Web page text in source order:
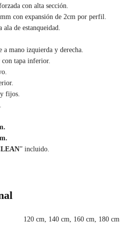
con alta sección.
con expansión de 2cm por perfil.
de estanqueidad.
mano izquierda y derecha.
con tapa inferior.
fijos.
” incluido.
120 cm, 140 cm, 160 cm, 180 cm